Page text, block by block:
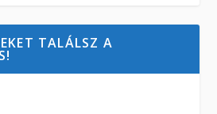
TALÁLSZ A